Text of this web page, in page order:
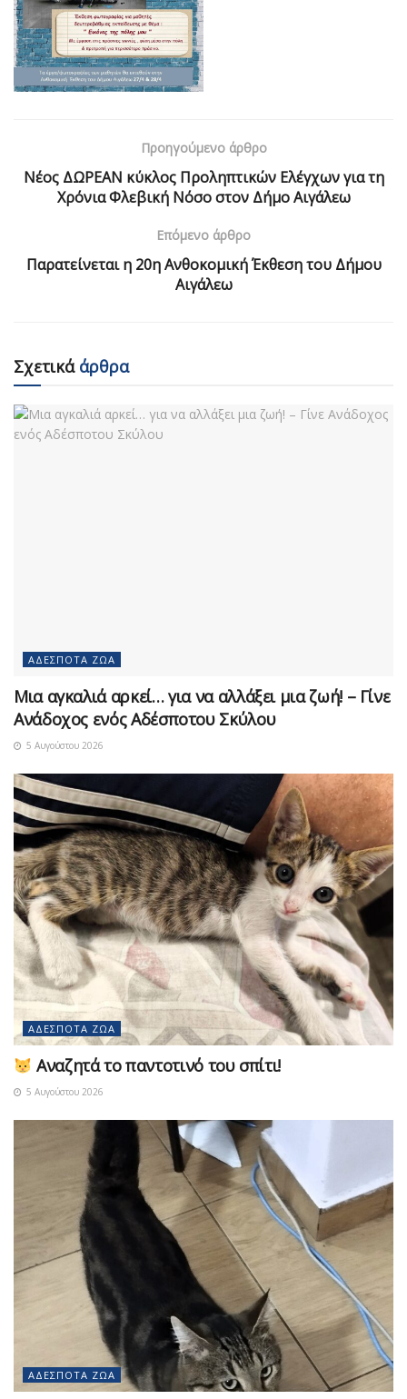
Προηγούμενο άρθρο
Νέος ΔΩΡΕΑΝ κύκλος Προληπτικών Ελέγχων για τη
Χρόνια Φλεβική Νόσο στον Δήμο Αιγάλεω
Επόμενο άρθρο
Παρατείνεται η 20η Ανθοκομική Έκθεση του Δήμου
Αιγάλεω
Σχετικάάρθρα
ΑΔΈΣΠΟΤΑ ΖΏΑ
Μια αγκαλιά αρκεί… για να αλλάξει μια ζωή! – Γίνε
Ανάδοχος ενός Αδέσποτου Σκύλου
5 Αυγούστου 2026
ΑΔΈΣΠΟΤΑ ΖΏΑ
Αναζητά το παντοτινό του σπίτι!
5 Αυγούστου 2026
ΑΔΈΣΠΟΤΑ ΖΏΑ